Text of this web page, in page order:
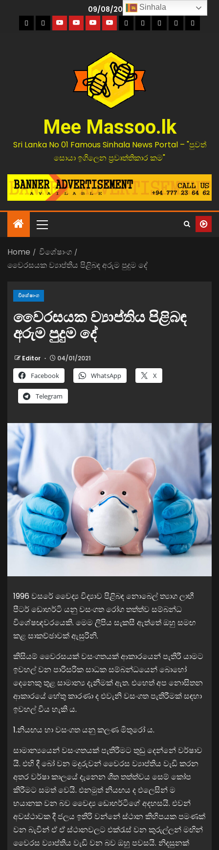
09/08/2026
Mee Massoo.lk
Sri Lanka No 01 Famous Sinhala News Portal – "පුවත්
සොයා ඉගිලෙන ප්‍රවෘත්තිකාර කම"
Home
විශේෂාංග
වෛරසයක ව්‍යාප්තිය පිළිබඳ අරුම පුදුම දේ
විශේෂාංග
වෛරසයක ව්‍යාප්තිය පිළිබඳ
අරුම පුදුම දේ
Editor 04/01/2021
Facebook WhatsApp X
Telegram
1996 වසරේ වෛද්‍ය විද්‍යාව පිළිබඳ නොබෙල් ත්‍යාග ලාභී
පීටර් ඩොහර්ටි යනු වසංගත රෝග තත්ත්ව සම්බන්ධ
විශේෂඥවරයෙකි. මෙම ලිපිය සැකසී ඇත්තේ ඔහු සමඟ
කළ සාකච්ඡාවක් ඇසුරිනි.
කිසියම් වෛරසයක් වසංගතයක් ආකාරයෙන් පැතිරී යාමට
ඉවහල් වන පාරිසරික සාධක සම්බන්ධයෙන් බොහෝ
දෙනෙකු තුළ සාමාන්‍ය දැනීමක් ඇත. එහෙත් අප නොසිතන
ආකාරයේ හේතු කාරණා ද එවැනි වසංගත පැතිරීමක් සඳහා
ඉවහල් විය හැකි ය.
1.නියඟය හා වසංගත යනු කලණ මිතුරෝ ය.
සාමාන්‍යයෙන් වසංගතයක් පැතිරීමට තුඩු දෙන්නේ වර්ෂාව
යි. එහි දී බෝ වන මදුරුවන් වෛරස ව්‍යාප්තිය වැඩි කරන
අතර වර්ෂා කාලයේ දැනෙන ශීත තත්ත්වය සෙම් කෝප
කිරීමට සමත් වෙයි. එනමුත් නියඟය ද එලෙසින් ම
භයානක වන බව වෛද්‍ය ඩොහර්ටිගේ අදහසයි. එවන්
අවස්ථාවක දී ජලය ඉතිරි වන්නේ ස්ථාන කිහිපයක පමණක්
වන බැවින් ඒ ඒ ස්ථානවලට එක්රැස් වන කුරුල්ලන් මඟින්
වෛරස ව්‍යාප්තිය වැඩි වන බව ඔහු පවසයි. නිදසුනක්
Sinhala